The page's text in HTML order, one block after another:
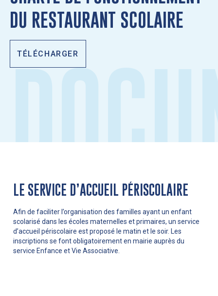
DU RESTAURANT SCOLAIRE
TÉLÉCHARGER
LE SERVICE D’ACCUEIL PÉRISCOLAIRE
Afin de faciliter l’organisation des familles ayant un enfant
scolarisé dans les écoles maternelles et primaires, un service
d’accueil périscolaire est proposé le matin et le soir. Les
inscriptions se font obligatoirement en mairie auprès du
service Enfance et Vie Associative.